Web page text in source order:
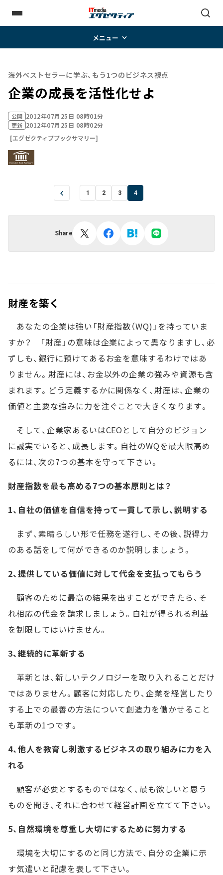
メニュー
海外ベストセラーに学ぶ、もう1つのビジネス視点
企業の成長を活性化せよ
公開 2012年07月25日 08時01分
更新 2012年07月25日 08時02分
[エグゼクティブブックサマリー]
1 2 3 4
Share
財産を築く
あなたの企業は強い「財産指数（WQ)」を持っていま
すか？ 「財産」の意味は企業によって異なりますし、必
ずしも、銀行に預けてあるお金を意味するわけではあ
りません。財産には、お金以外の企業の強みや資源も含
まれます。どう定義するかに関係なく、財産は、企業の
価値と主要な強みに力を注ぐことで大きくなります。
そして、企業家あるいはCEOとして自分のビジョン
に誠実でいると、成長します。自社のWQを最大限高め
るには、次の7つの基本を守って下さい。
財産指数を最も高める7つの基本原則とは？
1、自社の価値を自信を持って一貫して示し、説明する
まず、素晴らしい形で任務を遂行し、その後、説得力
のある話をして何ができるのか説明しましょう。
2、提供している価値に対して代金を支払ってもらう
顧客のために最高の結果を出すことができたら、そ
れ相応の代金を請求しましょう。自社が得られる利益
を制限してはいけません。
3、継続的に革新する
革新とは、新しいテクノロジーを取り入れることだけ
ではありません。顧客に対応したり、企業を経営したり
する上での最善の方法について創造力を働かせること
も革新の1つです。
4、他人を教育し刺激するビジネスの取り組みに力を入
れる
顧客が必要とするものではなく、最も欲しいと思う
ものを聞き、それに合わせて経営計画を立てて下さい。
5、自然環境を尊重し大切にするために努力する
環境を大切にするのと同じ方法で、自分の企業に示
す気遣いと配慮を表して下さい。